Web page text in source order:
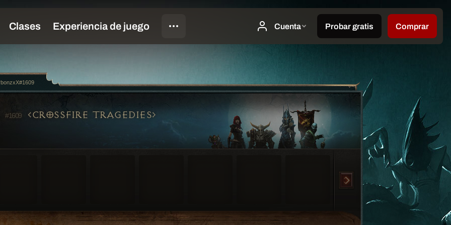
#1609 CROSSFIRE TRAGEDIES